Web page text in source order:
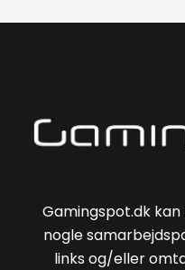
Gamingspot.dk
nogle
links og/eller